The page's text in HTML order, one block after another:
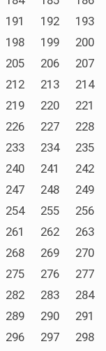
191 192 193
198 199 200
205 206 207
212 213 214
219 220 221
226 227 228
233 234 235
240 241 242
247 248 249
254 255 256
261 262 263
268 269 270
275 276 277
282 283 284
289 290 291
296 297 298